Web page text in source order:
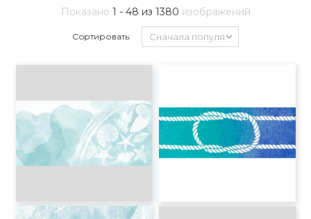
Показано 1 - 48 из 1380 изображений
Сортировать: